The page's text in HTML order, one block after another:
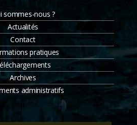
sommes-nous ?
Actualités
Contact
pratiques
Archives
administratifs